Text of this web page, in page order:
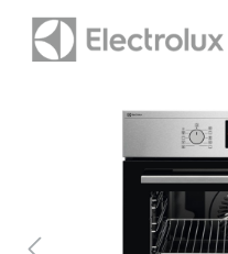
Bildergalerie überspringen